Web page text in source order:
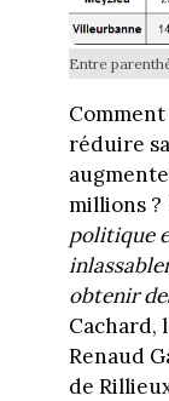
Entre
réduire
millions ?
politique
obtenir
Cachard,
Renaud
de